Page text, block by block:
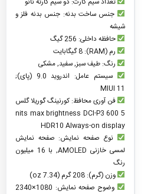
جنس ساخت بدنه: جنس بدنه فلز و
شیشه
حافظه داخلی: 256 گیگ
رم (RAM): 8 گیگابایت
رنگ: طیف سبز, سفید, مشکی
سیستم عامل: اندروید 9.0 (پای);
MIUI 11
فن آوری محافظ: کورنینگ گوریلا گلس
5 600 nits max brightness DCI-P3
HDR10 Always-on display
نوع صفحه نمایش: صفحه نمایش
لمسی خازنی AMOLED, با 16 میلیون
رنگ
وزن (گرم): 208 گرم (7.34 oz)
وضوح صفحه نمایش: 1080×2340